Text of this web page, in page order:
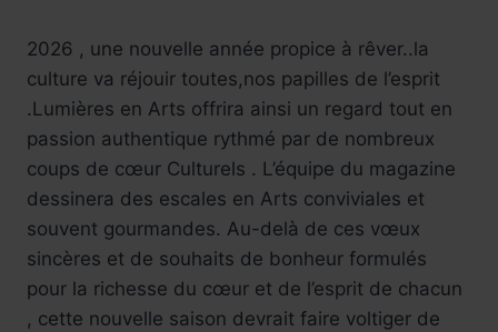
2026 , une nouvelle année propice à rêver..la
culture va réjouir toutes,nos papilles de l’esprit
.Lumières en Arts offrira ainsi un regard tout en
passion authentique rythmé par de nombreux
coups de cœur Culturels . L’équipe du magazine
dessinera des escales en Arts conviviales et
souvent gourmandes. Au-delà de ces vœux
sincères et de souhaits de bonheur formulés
pour la richesse du cœur et de l’esprit de chacun
, cette nouvelle saison devrait faire voltiger de